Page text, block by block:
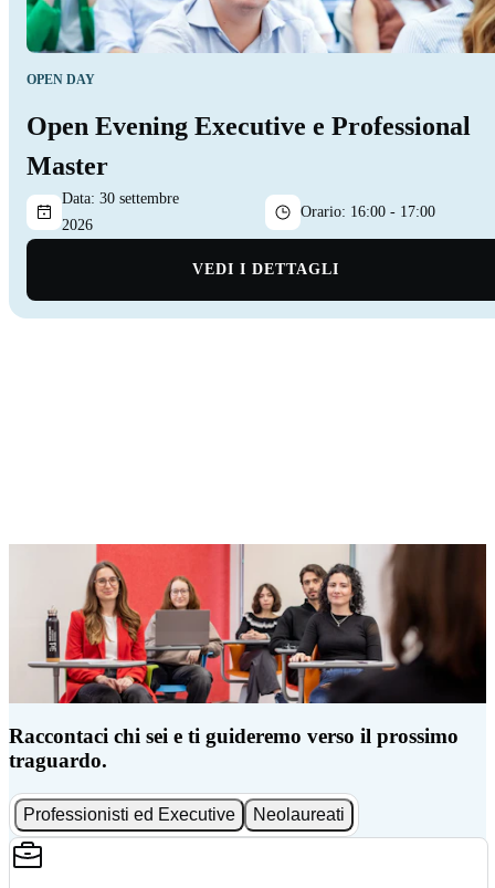
OPEN DAY
Open Evening Executive e Professional
Master
Data: 30 settembre
2026
Orario: 16:00 - 17:00
VEDI I DETTAGLI
Raccontaci chi sei e ti guideremo verso il prossimo
traguardo.
Professionisti ed Executive Neolaureati